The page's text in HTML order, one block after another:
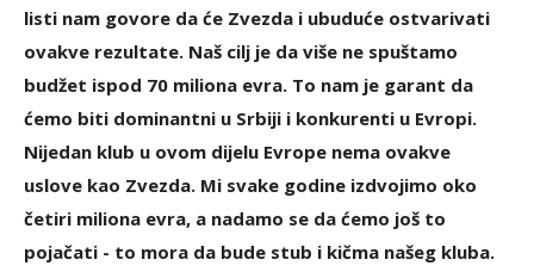
listi nam govore da će Zvezda i ubuduće ostvarivati
ovakve rezultate. Naš cilj je da više ne spuštamo
budžet ispod 70 miliona evra. To nam je garant da
ćemo biti dominantni u Srbiji i konkurenti u Evropi.
Nijedan klub u ovom dijelu Evrope nema ovakve
uslove kao Zvezda. Mi svake godine izdvojimo oko
četiri miliona evra, a nadamo se da ćemo još to
pojačati - to mora da bude stub i kičma našeg kluba.